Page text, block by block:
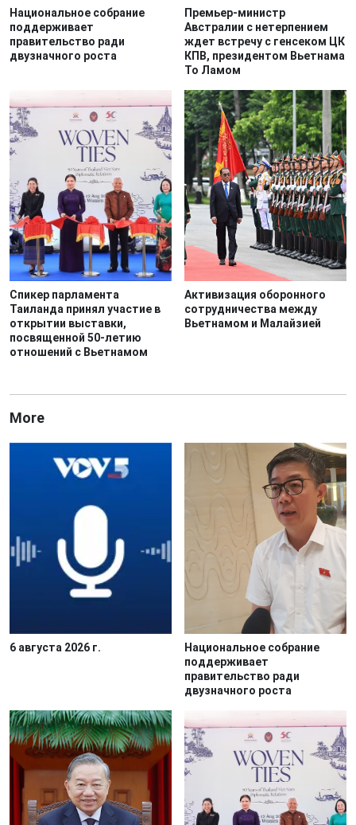
Национальное собрание
поддерживает
правительство ради
двузначного роста
Премьер-министр
Австралии с нетерпением
ждет встречу с генсеком ЦК
КПВ, президентом Вьетнама
То Ламом
Спикер парламента
Таиланда принял участие в
открытии выставки,
посвященной 50-летию
отношений с Вьетнамом
Активизация оборонного
сотрудничества между
Вьетнамом и Малайзией
More
6 августа 2026 г.
Национальное собрание
поддерживает
правительство ради
двузначного роста